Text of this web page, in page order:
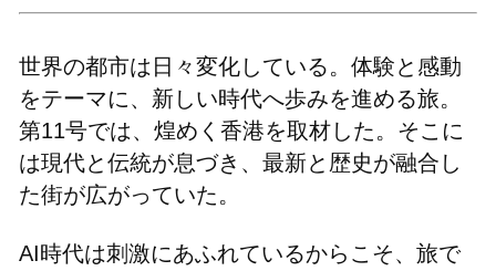
世界の都市は日々変化している。体験と感動
をテーマに、新しい時代へ歩みを進める旅。
第11号では、煌めく香港を取材した。そこに
は現代と伝統が息づき、最新と歴史が融合し
た街が広がっていた。
AI時代は刺激にあふれているからこそ、旅で